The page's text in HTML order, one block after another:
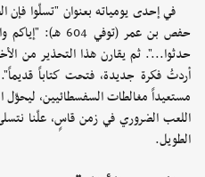
في إحدى يومياته بعنوان "تسلّوا
حفص بن عمر (توفي
حدثوا...". ثم يقارن هذا التحذير من
أردتُ فكرة جديدة، فتحت كتاباً
مستعيداً مغالطات السفسطائيين، ليحوّل
اللعب الضروري في زمن قاسٍ، علّنا
الطويل.